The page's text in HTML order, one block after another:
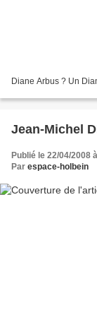
Diane Arbus ? Un
Jean-Michel
Publié le 22/04/2008
Par espace-holbein